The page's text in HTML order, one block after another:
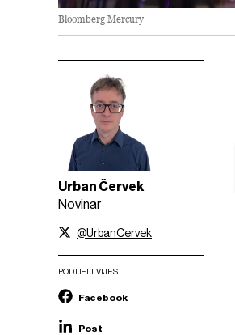
Bloomberg Mercury
Urban Červek
Novinar
@UrbanCervek
PODIJELI VIJEST
Facebook
Post